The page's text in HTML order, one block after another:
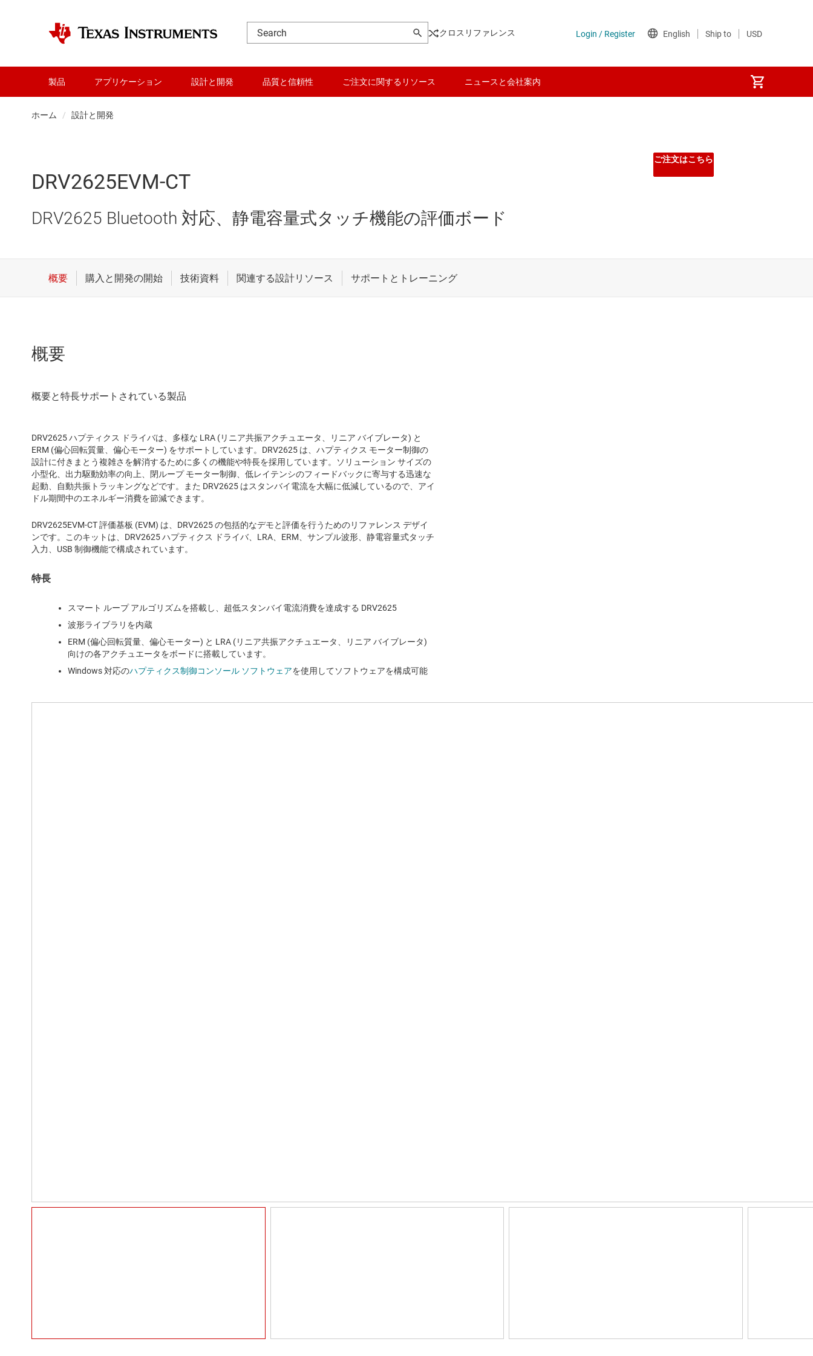
クロスリファレンス
製品 アプリケーション 設計と開発 品質と信頼性 ご注文に関するリソース ニュースと会社案内
ホーム 設計と開発
DRV2625EVM-CT
DRV2625 Bluetooth 対応、静電容量式タッチ機能の評価ボード
ご注文はこちら
概要
DRV2625 ハプティクス ドライバは、多様な LRA (リニア共振アクチュエータ、リニア バイブレータ) と
ERM (偏心回転質量、偏心モーター) をサポートしています。DRV2625 は、ハプティクス モーター制御の
設計に付きまとう複雑さを解消するために多くの機能や特長を採用しています。ソリューション サイズの
小型化、出力駆動効率の向上、閉ループ モーター制御、低レイテンシのフィードバックに寄与する迅速な
起動、自動共振トラッキングなどです。また DRV2625 はスタンバイ電流を大幅に低減しているので、アイ
ドル期間中のエネルギー消費を節減できます。
DRV2625EVM-CT 評価基板 (EVM) は、DRV2625 の包括的なデモと評価を行うためのリファレンス デザイ
ンです。このキットは、DRV2625 ハプティクス ドライバ、LRA、ERM、サンプル波形、静電容量式タッチ
入力、USB 制御機能で構成されています。
特長
スマート ループ アルゴリズムを搭載し、超低スタンバイ電流消費を達成する DRV2625
波形ライブラリを内蔵
ERM (偏心回転質量、偏心モーター) と LRA (リニア共振アクチュエータ、リニア バイブレータ)
向けの各アクチュエータをボードに搭載しています。
Windows 対応のハプティクス制御コンソール ソフトウェアを使用してソフトウェアを構成可能